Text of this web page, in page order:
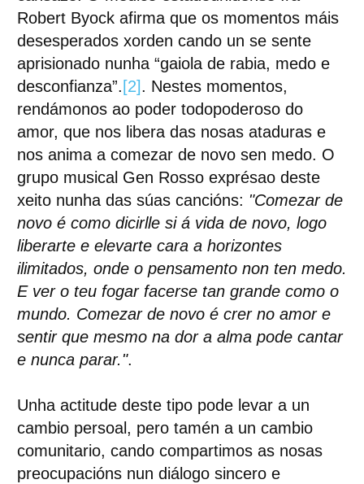
Robert Byock afirma que os momentos máis
desesperados xorden cando un se sente
aprisionado nunha “gaiola de rabia, medo e
desconfianza”. [2]. Nestes momentos,
rendámonos ao poder todopoderoso do
amor, que nos libera das nosas ataduras e
nos anima a comezar de novo sen medo. O
grupo musical Gen Rosso exprésao deste
xeito nunha das súas cancións: "Comezar de
novo é como dicirlle si á vida de novo, logo
liberarte e elevarte cara a horizontes
ilimitados, onde o pensamento non ten medo.
E ver o teu fogar facerse tan grande como o
mundo. Comezar de novo é crer no amor e
sentir que mesmo na dor a alma pode cantar
e nunca parar.".
Unha actitude deste tipo pode levar a un
cambio persoal, pero tamén a un cambio
comunitario, cando compartimos as nosas
preocupacións nun diálogo sincero e